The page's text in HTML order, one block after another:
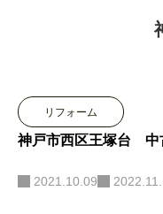
リフォーム
神戸市西区王塚台
2021.10.09